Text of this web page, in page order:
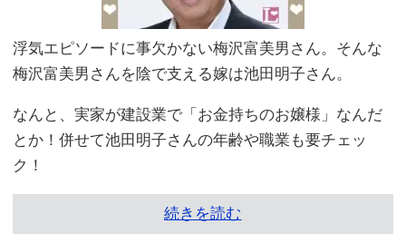
浮気エピソードに事欠かない梅沢富美男さん。そんな
梅沢富美男さんを陰で支える嫁は池田明子さん。
なんと、実家が建設業で「お金持ちのお嬢様」なんだ
とか！併せて池田明子さんの年齢や職業も要チェッ
ク！
続きを読む